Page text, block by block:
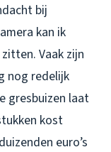
bij
kan ik
Vaak zijn
nog redelijk
gresbuizen laat
kost
euro’s